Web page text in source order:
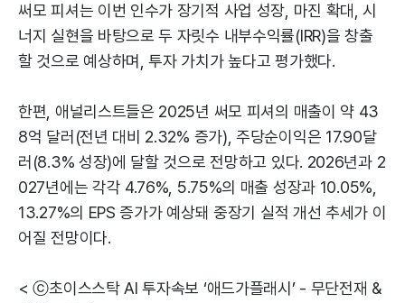
써모 피셔는 이번 인수가 장기적 사업 성장, 마진 확대, 시
너지 실현을 바탕으로 두 자릿수 내부수익률(IRR)을 창출
할 것으로 예상하며, 투자 가치가 높다고 평가했다.
한편, 애널리스트들은 2025년 써모 피셔의 매출이 약 43
8억 달러(전년 대비 2.32% 증가), 주당순이익은 17.90달
러(8.3% 성장)에 달할 것으로 전망하고 있다. 2026년과 2
027년에는 각각 4.76%, 5.75%의 매출 성장과 10.05%,
13.27%의 EPS 증가가 예상돼 중장기 실적 개선 추세가 이
어질 전망이다.
< ⓒ초이스스탁 AI 투자속보 ‘애드가플래시’ - 무단전재 &